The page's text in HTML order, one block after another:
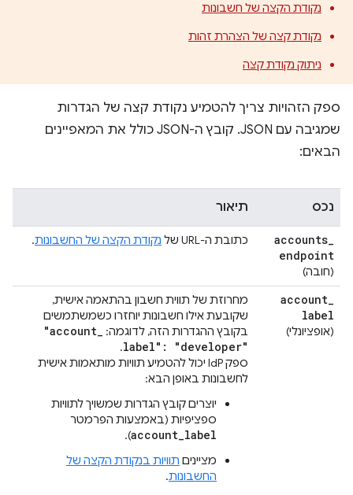
נקודת הקצה של חשבונות
נקודת קצה של הצהרת זהות
ניתוק נקודת קצה
ספק הזהויות צריך להטמיע נקודת קצה של הגדרות
שמגיבה עם JSON. קובץ ה-JSON כולל את המאפיינים
הבאים:
נכס תיאור
accounts_
endpoint
(חובה)
כתובת ה-URL של נקודת הקצה של החשבונות.
account_
label
(אופציונלי)
מחרוזת של תווית חשבון בהתאמה אישית,
שקובעת אילו חשבונות יוחזרו כשמשתמשים
בקובץ ההגדרות הזה, לדוגמה:
"account_
label": "developer"
.
ספק IdP יכול להטמיע תוויות מותאמות אישית
לחשבונות באופן הבא:
יוצרים קובץ הגדרות שמשויך לתוויות
ספציפיות (באמצעות הפרמטר
account_label
).
מציינים תוויות בנקודת הקצה של
החשבונות.